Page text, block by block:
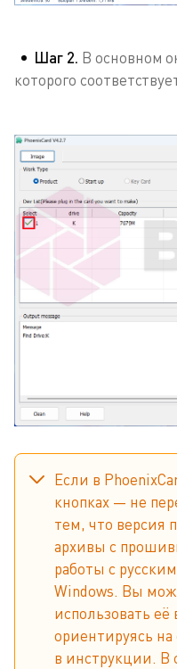
Шаг 2. В основном
которого
Если в
кнопках — не
тем, что версия
архивы с
работы с
Windows. Вы
использовать
ориентируясь
в инструкции. В